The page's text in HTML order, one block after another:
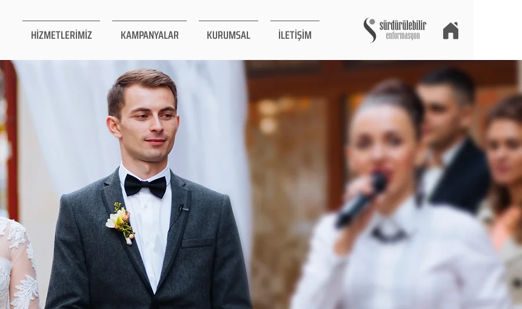
HİZMETLERİMİZ KAMPANYALAR KURUMSAL İLETİŞİM